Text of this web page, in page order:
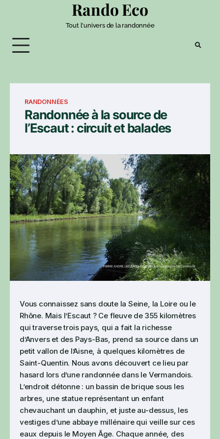
Rando Eco
Tout l'univers de la randonnée
RANDONNÉES
Randonnée à la source de
l’Escaut : circuit et balades
Vous connaissez sans doute la Seine, la Loire ou le
Rhône. Mais l’Escaut ? Ce fleuve de 355 kilomètres
qui traverse trois pays, qui a fait la richesse
d’Anvers et des Pays-Bas, prend sa source dans un
petit vallon de l’Aisne, à quelques kilomètres de
Saint-Quentin. Nous avons découvert ce lieu par
hasard lors d’une randonnée dans le Vermandois.
L’endroit détonne : un bassin de brique sous les
arbres, une statue représentant un enfant
chevauchant un dauphin, et juste au-dessus, les
vestiges d’une abbaye millénaire qui veille sur ces
eaux depuis le Moyen Âge. Chaque année, des